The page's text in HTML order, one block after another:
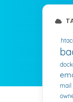
mail